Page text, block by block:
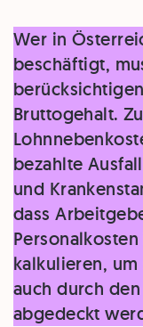
Wer in
beschäftigt,
Bruttogehalt.
bezahlte
und
dass
kalkulieren,
auch durch
abgedeckt